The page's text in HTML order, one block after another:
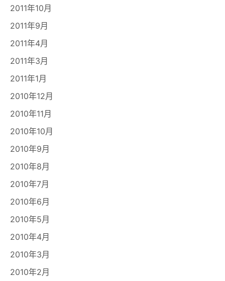
2011年10月
2011年9月
2011年4月
2011年3月
2011年1月
2010年12月
2010年11月
2010年10月
2010年9月
2010年8月
2010年7月
2010年6月
2010年5月
2010年4月
2010年3月
2010年2月